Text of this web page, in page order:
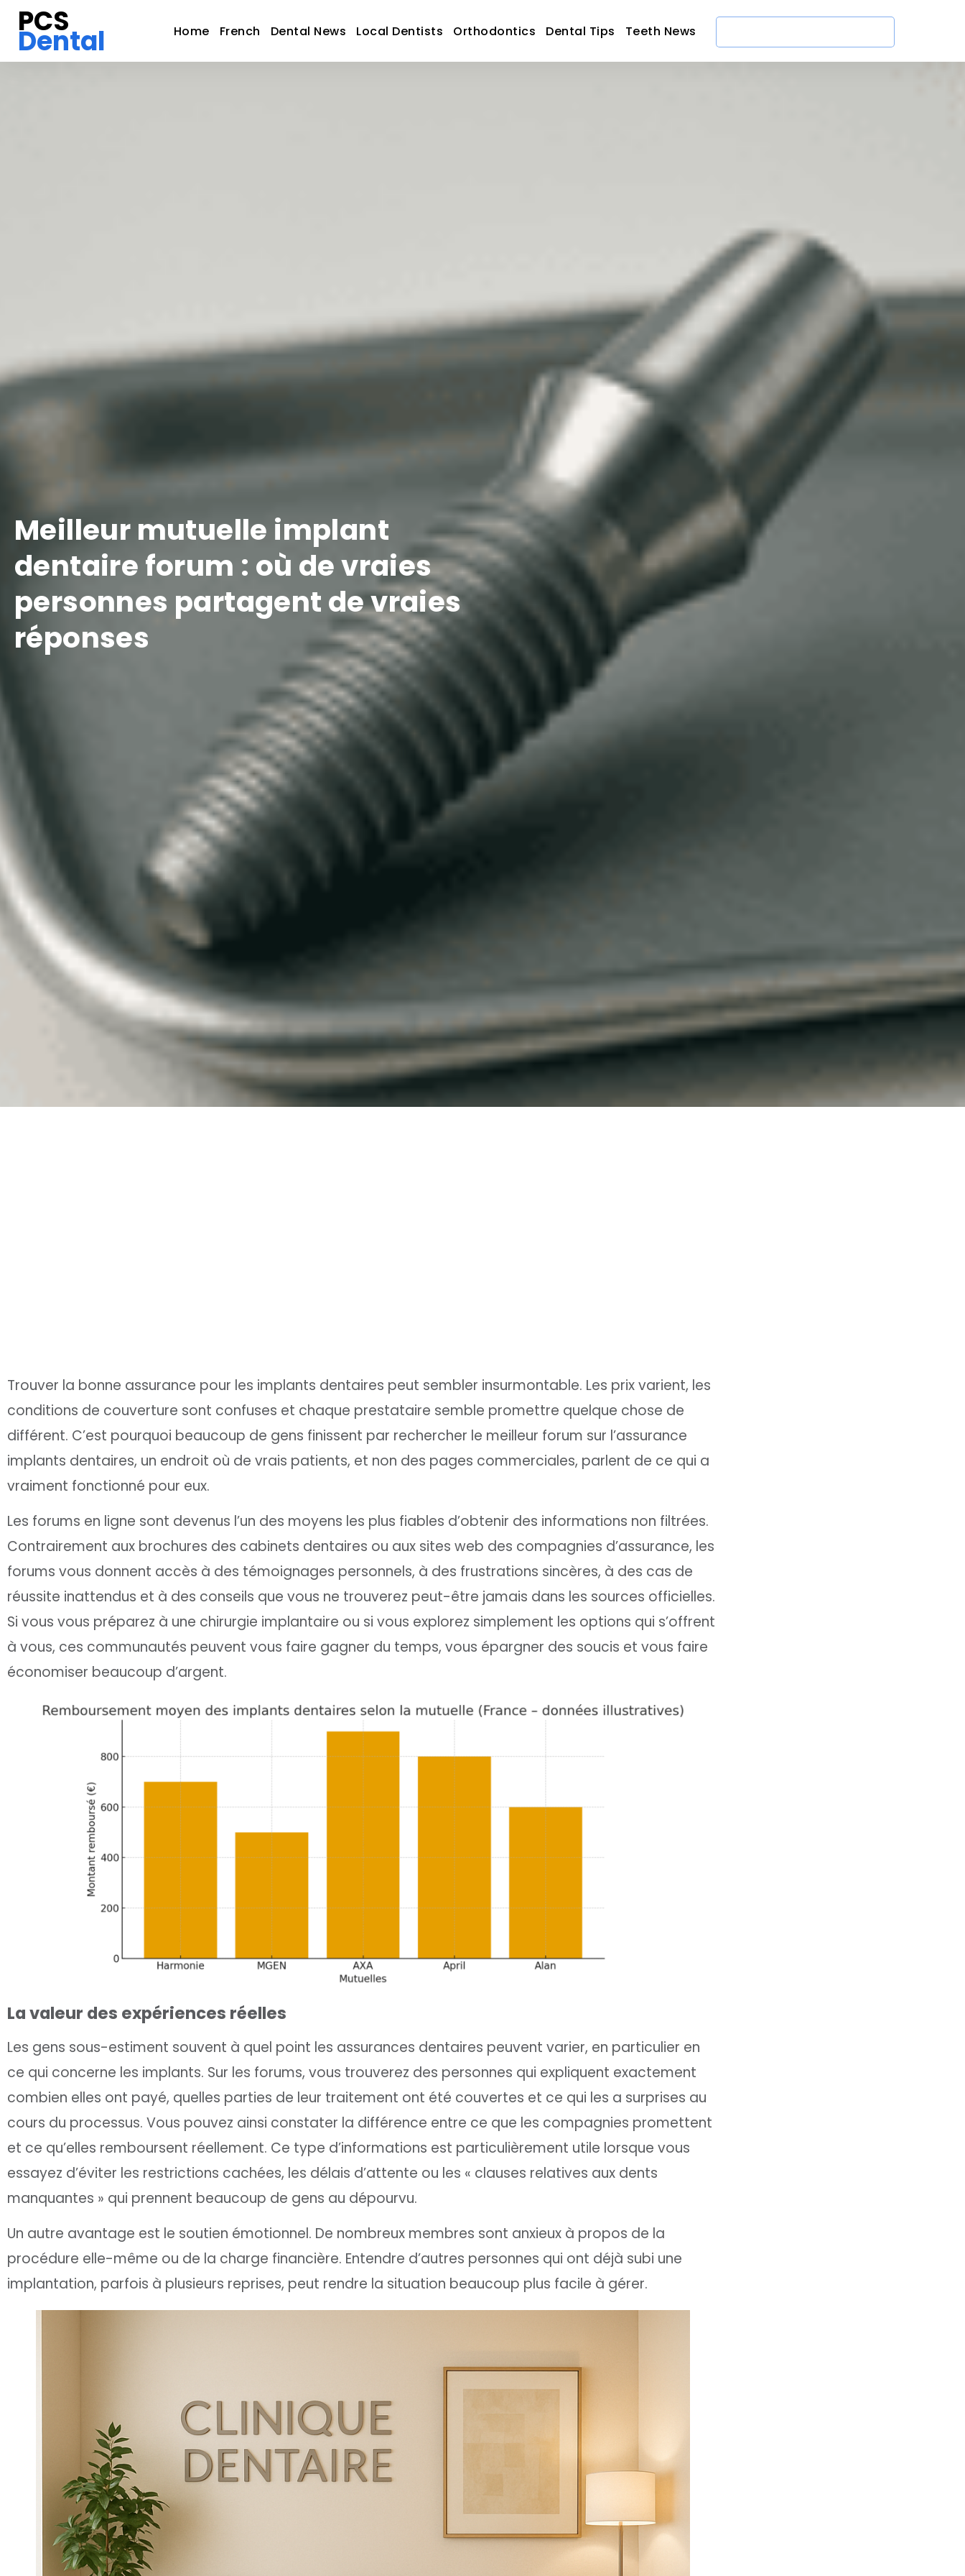
PCS
Dental Home French Dental News Local Dentists Orthodontics Dental Tips Teeth News
Meilleur mutuelle implant
dentaire forum : où de vraies
personnes partagent de vraies
réponses
Trouver la bonne assurance pour les implants dentaires peut sembler insurmontable. Les prix varient, les
conditions de couverture sont confuses et chaque prestataire semble promettre quelque chose de
différent. C’est pourquoi beaucoup de gens finissent par rechercher le meilleur forum sur l’assurance
implants dentaires, un endroit où de vrais patients, et non des pages commerciales, parlent de ce qui a
vraiment fonctionné pour eux.
Les forums en ligne sont devenus l’un des moyens les plus fiables d’obtenir des informations non filtrées.
Contrairement aux brochures des cabinets dentaires ou aux sites web des compagnies d’assurance, les
forums vous donnent accès à des témoignages personnels, à des frustrations sincères, à des cas de
réussite inattendus et à des conseils que vous ne trouverez peut-être jamais dans les sources officielles.
Si vous vous préparez à une chirurgie implantaire ou si vous explorez simplement les options qui s’offrent
à vous, ces communautés peuvent vous faire gagner du temps, vous épargner des soucis et vous faire
économiser beaucoup d’argent.
La valeur des expériences réelles
Les gens sous-estiment souvent à quel point les assurances dentaires peuvent varier, en particulier en
ce qui concerne les implants. Sur les forums, vous trouverez des personnes qui expliquent exactement
combien elles ont payé, quelles parties de leur traitement ont été couvertes et ce qui les a surprises au
cours du processus. Vous pouvez ainsi constater la différence entre ce que les compagnies promettent
et ce qu’elles remboursent réellement. Ce type d’informations est particulièrement utile lorsque vous
essayez d’éviter les restrictions cachées, les délais d’attente ou les « clauses relatives aux dents
manquantes » qui prennent beaucoup de gens au dépourvu.
Un autre avantage est le soutien émotionnel. De nombreux membres sont anxieux à propos de la
procédure elle-même ou de la charge financière. Entendre d’autres personnes qui ont déjà subi une
implantation, parfois à plusieurs reprises, peut rendre la situation beaucoup plus facile à gérer.